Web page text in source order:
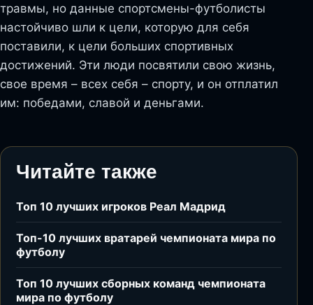
травмы, но данные спортсмены-футболисты
настойчиво шли к цели, которую для себя
поставили, к цели больших спортивных
достижений. Эти люди посвятили свою жизнь,
свое время – всех себя – спорту, и он отплатил
им: победами, славой и деньгами.
Читайте также
Топ 10 лучших игроков Реал Мадрид
Топ-10 лучших вратарей чемпионата мира по
футболу
Топ 10 лучших сборных команд чемпионата
мира по футболу